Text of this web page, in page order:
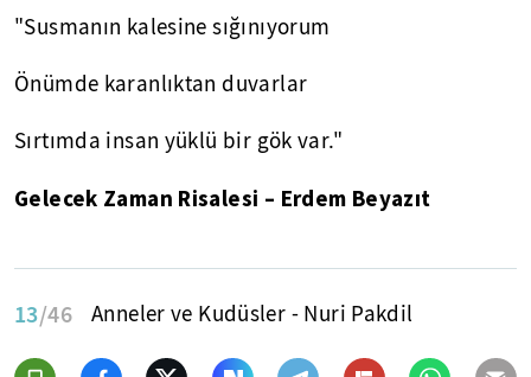
"Susmanın kalesine sığınıyorum
Önümde karanlıktan duvarlar
Sırtımda insan yüklü bir gök var."
Gelecek Zaman Risalesi – Erdem Beyazıt
13/46 Anneler ve Kudüsler - Nuri Pakdil